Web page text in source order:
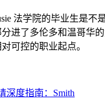
法学院的毕业生是
进了多伦多和温哥华
可控的职业起点。
深度指南：Smith